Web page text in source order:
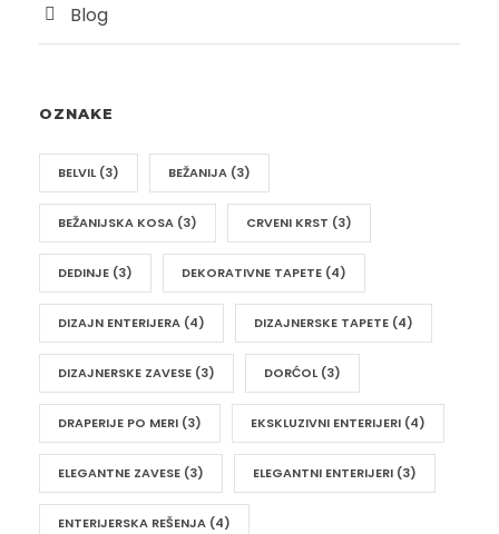
Blog
OZNAKE
BELVIL (3) BEŽANIJA (3)
BEŽANIJSKA KOSA (3) CRVENI KRST (3)
DEDINJE (3) DEKORATIVNE TAPETE (4)
DIZAJN ENTERIJERA (4) DIZAJNERSKE TAPETE (4)
DIZAJNERSKE ZAVESE (3) DORĆOL (3)
DRAPERIJE PO MERI (3) EKSKLUZIVNI ENTERIJERI (4)
ELEGANTNE ZAVESE (3) ELEGANTNI ENTERIJERI (3)
ENTERIJERSKA REŠENJA (4)